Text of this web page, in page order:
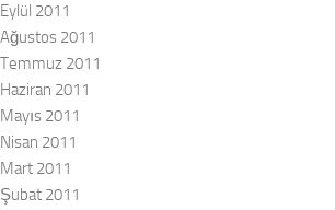
Eylül 2011
Ağustos 2011
Temmuz 2011
Haziran 2011
Mayıs 2011
Nisan 2011
Mart 2011
Şubat 2011